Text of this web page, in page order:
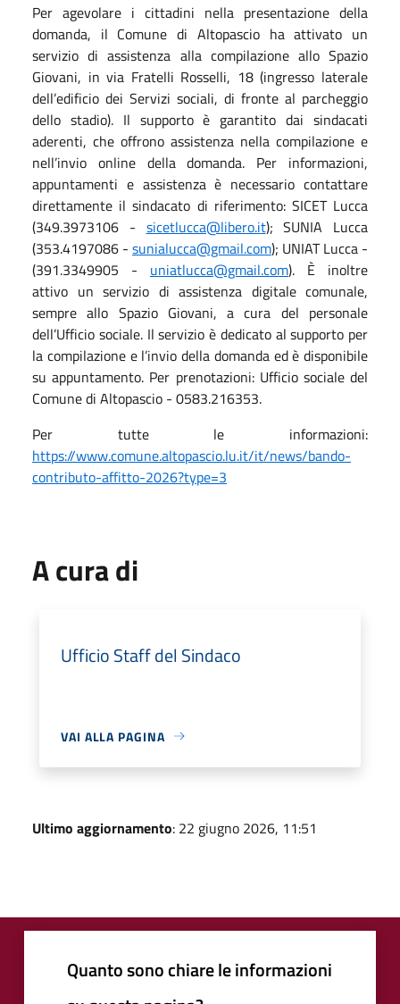
Per agevolare i cittadini nella presentazione della
domanda, il Comune di Altopascio ha attivato un
servizio di assistenza alla compilazione allo Spazio
Giovani, in via Fratelli Rosselli, 18 (ingresso laterale
dell’edificio dei Servizi sociali, di fronte al parcheggio
dello stadio). Il supporto è garantito dai sindacati
aderenti, che offrono assistenza nella compilazione e
nell’invio online della domanda. Per informazioni,
appuntamenti e assistenza è necessario contattare
direttamente il sindacato di riferimento: SICET Lucca
(349.3973106 - sicetlucca@libero.it); SUNIA Lucca
(353.4197086 - sunialucca@gmail.com); UNIAT Lucca -
(391.3349905 - uniatlucca@gmail.com). È inoltre
attivo un servizio di assistenza digitale comunale,
sempre allo Spazio Giovani, a cura del personale
dell’Ufficio sociale. Il servizio è dedicato al supporto per
la compilazione e l’invio della domanda ed è disponibile
su appuntamento. Per prenotazioni: Ufficio sociale del
Comune di Altopascio - 0583.216353.
Per tutte le informazioni:
https://www.comune.altopascio.lu.it/it/news/bando-
contributo-affitto-2026?type=3
A cura di
Ufficio Staff del Sindaco
VAI ALLA PAGINA
Ultimo aggiornamento: 22 giugno 2026, 11:51
Quanto sono chiare le informazioni